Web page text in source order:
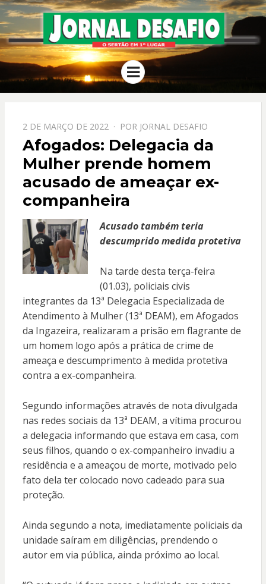
JORNAL
DESAFIO
O Sertão em 1º Lugar
Menu
PPOSTADO
EM
2 DE MARÇO DE 2022 POR JORNAL DESAFIO
Afogados: Delegacia da
Mulher prende homem
acusado de ameaçar ex-
companheira
Acusado também teria
descumprido medida protetiva
Na tarde desta terça-feira
(01.03), policiais civis
integrantes da 13ª Delegacia Especializada de
Atendimento à Mulher (13ª DEAM), em Afogados
da Ingazeira, realizaram a prisão em flagrante de
um homem logo após a prática de crime de
ameaça e descumprimento à medida protetiva
contra a ex-companheira.
Segundo informações através de nota divulgada
nas redes sociais da 13ª DEAM, a vítima procurou
a delegacia informando que estava em casa, com
seus filhos, quando o ex-companheiro invadiu a
residência e a ameaçou de morte, motivado pelo
fato dela ter colocado novo cadeado para sua
proteção.
Ainda segundo a nota, imediatamente policiais da
unidade saíram em diligências, prendendo o
autor em via pública, ainda próximo ao local.